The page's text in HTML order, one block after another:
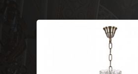
117/10+5/240 Pa